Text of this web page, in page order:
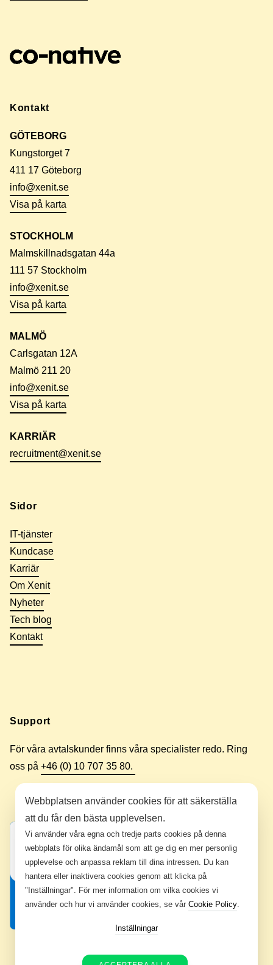
Kontakt
GÖTEBORG
Kungstorget 7
411 17 Göteborg
info@xenit.se
Visa på karta
STOCKHOLM
Malmskillnadsgatan 44a
111 57 Stockholm
info@xenit.se
Visa på karta
MALMÖ
Carlsgatan 12A
Malmö 211 20
info@xenit.se
Visa på karta
KARRIÄR
recruitment@xenit.se
Sidor
IT-tjänster
Kundcase
Karriär
Om Xenit
Nyheter
Tech blog
Kontakt
Support
För våra avtalskunder finns våra specialister redo. Ring
oss på +46 (0) 10 707 35 80.
Webbplatsen använder cookies för att säkerställa
att du får den bästa upplevelsen.
Vi använder våra egna och tredje parts cookies på denna
webbplats för olika ändamål som att ge dig en mer personlig
upplevelse och anpassa reklam till dina intressen. Du kan
hantera eller inaktivera cookies genom att klicka på
"Inställningar". För mer information om vilka cookies vi
använder och hur vi använder cookies, se vår Cookie Policy.
Inställningar